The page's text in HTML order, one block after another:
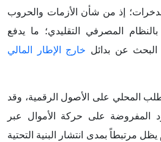
إذ من شأن الأزمات والحروب
المصرفي التقليدي؛ ما يدفع
عن بدائل خارج الإطار المالي
المحلي على الأصول الرقمية، وقد
المفروضة على حركة الأموال عبر
يظل مرتبطاً بمدى انتشار البنية التحتية